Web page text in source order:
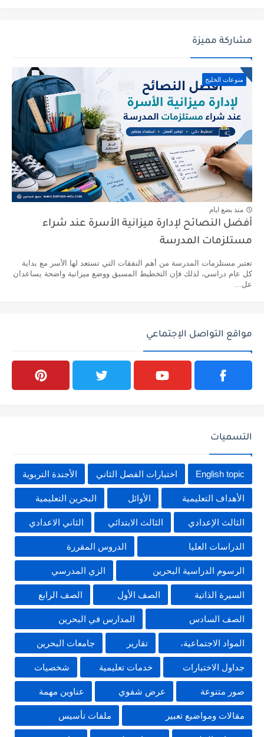
مشاركة مميزة
منوعات الخليج
منذ بضع ايام
أفضل النصائح لإدارة ميزانية الأسرة عند شراء
مستلزمات المدرسة
تعتبر مستلزمات المدرسة من أهم النفقات التي تستعد لها الأسر مع بداية
كل عام دراسي، لذلك فإن التخطيط المسبق ووضع ميزانية واضحة يساعدان
عل...
مواقع التواصل الإجتماعي
التسميات
English topic اختبارات الفصل الثاني الأجندة التربوية
الأهداف التعليمية الأوائل البحرين التعليمية
الثالث الإعدادي الثالث الابتدائي الثاني الاعدادي
الدراسات العليا الدروس المقررة
الرسوم الدراسية البحرين الزي المدرسي
السيرة الذاتية الصف الأول الصف الرابع
الصف السادس المدارس في البحرين
المواد الاجتماعية، تقارير جامعات البحرين
جداول الاختبارات خدمات تعليمية شخصيات
صور متنوعة عرض شفوي عناوين مهمة
مقالات ومواضيع تعبير ملفات تأسيس